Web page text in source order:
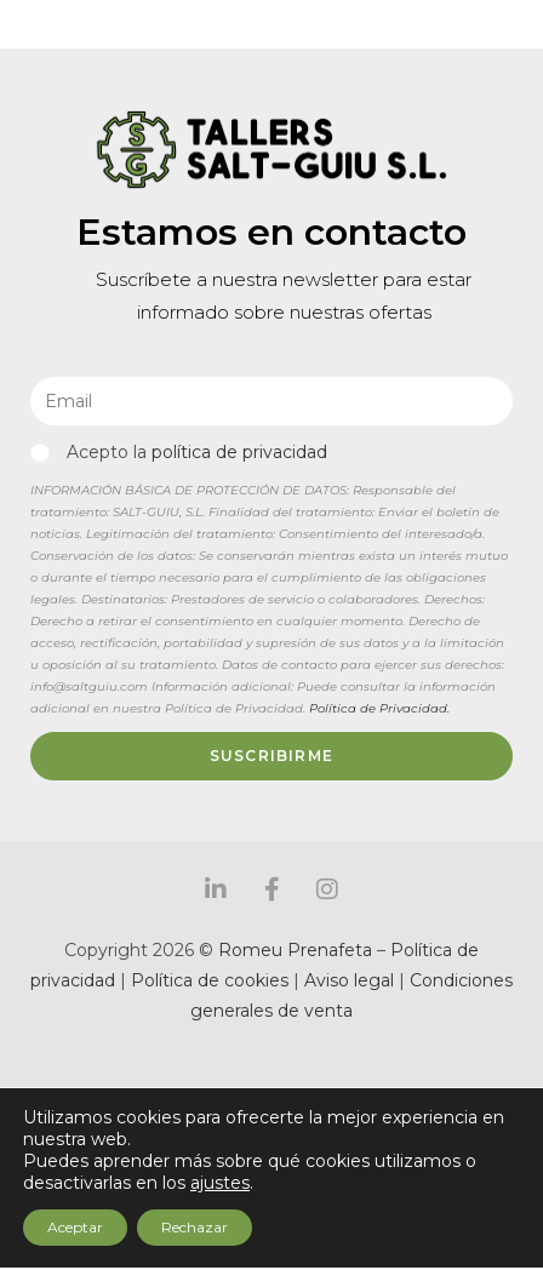
Estamos en contacto
Suscríbete a nuestra newsletter para estar
informado sobre nuestras ofertas
Acepto la política de privacidad
INFORMACIÓN BÁSICA DE PROTECCIÓN DE DATOS: Responsable del
tratamiento: SALT-GUIU, S.L. Finalidad del tratamiento: Enviar el boletín de
noticias. Legitimación del tratamiento: Consentimiento del interesado/a.
Conservación de los datos: Se conservarán mientras exista un interés mutuo
o durante el tiempo necesario para el cumplimiento de las obligaciones
legales. Destinatarios: Prestadores de servicio o colaboradores. Derechos:
Derecho a retirar el consentimiento en cualquier momento. Derecho de
acceso, rectificación, portabilidad y supresión de sus datos y a la limitación
u oposición al su tratamiento. Datos de contacto para ejercer sus derechos:
info@saltguiu.com Información adicional: Puede consultar la información
adicional en nuestra Política de Privacidad. Política de Privacidad.
SUSCRIBIRME
Copyright 2026 © Romeu Prenafeta – Política de
privacidad
Política de cookies Aviso legal
Condiciones
generales de venta
Utilizamos cookies para ofrecerte la mejor experiencia en
nuestra web.
Puedes aprender más sobre qué cookies utilizamos o
desactivarlas en los ajustes.
Aceptar Rechazar